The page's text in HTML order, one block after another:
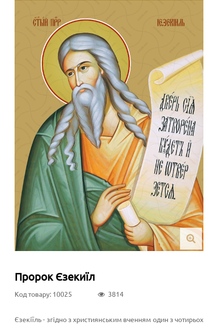
Пророк Єзекиїл
Код товару: 10025 3814
Єзекіїль - згідно з християнським вченням один з чотирьох